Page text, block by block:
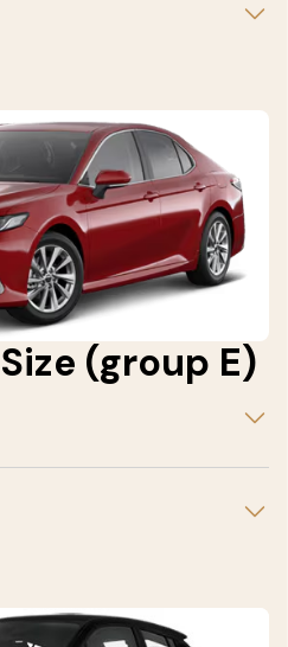
(group E)